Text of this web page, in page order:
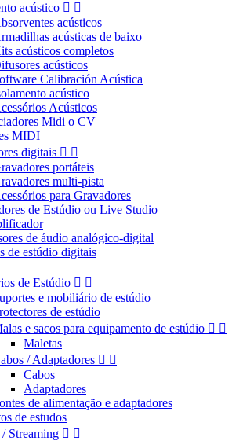
acústico  
acústicos
acústicas de baixo
acústicos completos
acústicos
Calibración Acústica
acústico
Acústicos
Midi o CV
MIDI
digitais  
portáteis
multi-pista
para Gravadores
de Estúdio ou Live Studio
de áudio analógico-digital
de estúdio digitais
de Estúdio  
e mobiliário de estúdio
de estúdio
e sacos para equipamento de estúdio  
Maletas
/ Adaptadores  
Cabos
Adaptadores
de alimentação e adaptadores
de estudos
/ Streaming  